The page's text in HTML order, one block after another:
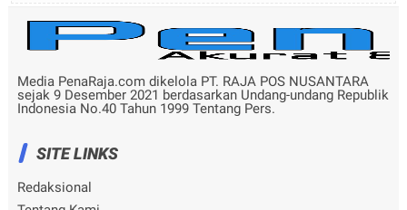
Media PenaRaja.com dikelola PT. RAJA POS NUSANTARA
sejak 9 Desember 2021 berdasarkan Undang-undang Republik
Indonesia No.40 Tahun 1999 Tentang Pers.
SITE LINKS
Redaksional